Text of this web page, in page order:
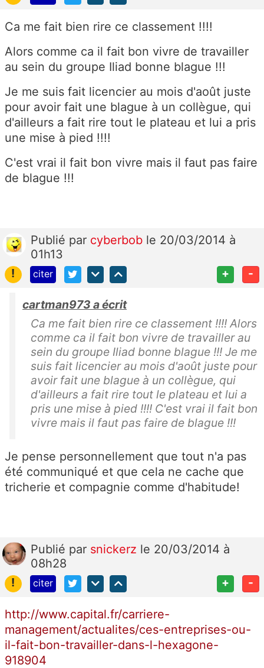
Ca me fait bien rire ce classement !!!!
Alors comme ca il fait bon vivre de travailler
au sein du groupe Iliad bonne blague !!!
Je me suis fait licencier au mois d'août juste
pour avoir fait une blague à un collègue, qui
d'ailleurs a fait rire tout le plateau et lui a pris
une mise à pied !!!!
C'est vrai il fait bon vivre mais il faut pas faire
de blague !!!
Publié par cyberbob le 20/03/2014 à
01h13
!
citer + -
cartman973 a écrit
Ca me fait bien rire ce classement !!!! Alors
comme ca il fait bon vivre de travailler au
sein du groupe Iliad bonne blague !!! Je me
suis fait licencier au mois d'août juste pour
avoir fait une blague à un collègue, qui
d'ailleurs a fait rire tout le plateau et lui a
pris une mise à pied !!!! C'est vrai il fait bon
vivre mais il faut pas faire de blague !!!
Je pense personnellement que tout n'a pas
été communiqué et que cela ne cache que
tricherie et compagnie comme d'habitude!
Publié par snickerz le 20/03/2014 à
08h28
!
citer + -
http://www.capital.fr/carriere-
management/actualites/ces-entreprises-ou-
il-fait-bon-travailler-dans-l-hexagone-
918904